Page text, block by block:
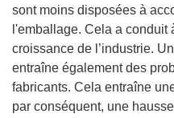
sont moins disposées à
l'emballage. Cela a conduit
croissance de l’industrie.
entraîne également des
fabricants. Cela entraîne
par conséquent, une